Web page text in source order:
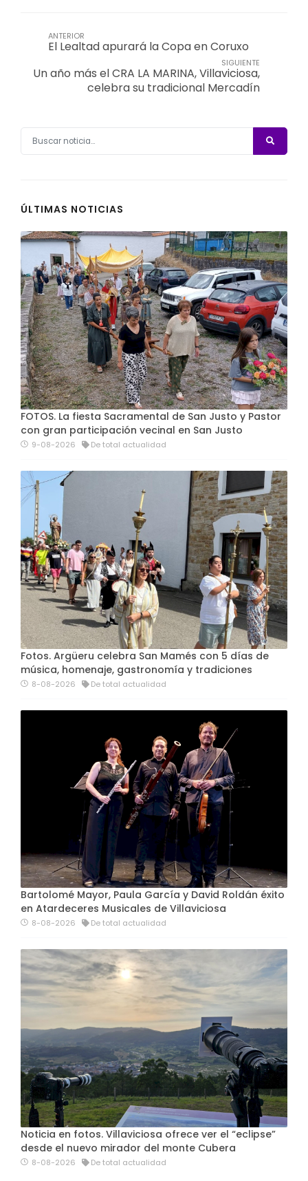
ANTERIOR
El Lealtad apurará la Copa en Coruxo
SIGUIENTE
Un año más el CRA LA MARINA, Villaviciosa,
celebra su tradicional Mercadín
ÚLTIMAS NOTICIAS
FOTOS. La fiesta Sacramental de San Justo y Pastor
con gran participación vecinal en San Justo
9-08-2026 De total actualidad
Fotos. Argüeru celebra San Mamés con 5 días de
música, homenaje, gastronomía y tradiciones
8-08-2026 De total actualidad
Bartolomé Mayor, Paula García y David Roldán éxito
en Atardeceres Musicales de Villaviciosa
8-08-2026 De total actualidad
Noticia en fotos. Villaviciosa ofrece ver el “eclipse”
desde el nuevo mirador del monte Cubera
8-08-2026 De total actualidad